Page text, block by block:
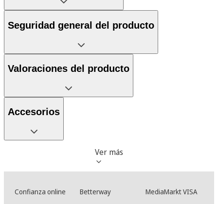
Seguridad general del producto
Valoraciones del producto
Accesorios
Ver más
Confianza online Betterway
MediaMarkt VISA